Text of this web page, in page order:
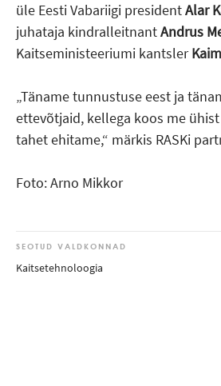
üle Eesti Vabariigi presidentAlar
juhataja kindralleitnantAndrus
Kaitseministeeriumi kantsler
Täname tunnustuse eest ja
ettevõtjaid, kellega koos me
tahet ehitame,“ märkis RASKi
Foto: Arno Mikkor
SEOTUD VALDKONNAD
Kaitsetehnoloogia